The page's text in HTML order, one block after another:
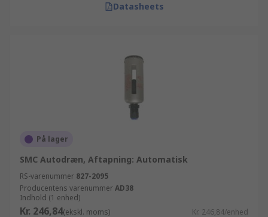
Datasheets
På lager
SMC Autodræn, Aftapning: Automatisk
RS-varenummer 827-2095
Producentens varenummerAD38
Indhold (1 enhed)
Kr. 246,84(ekskl. moms) Kr. 246,84/enhed